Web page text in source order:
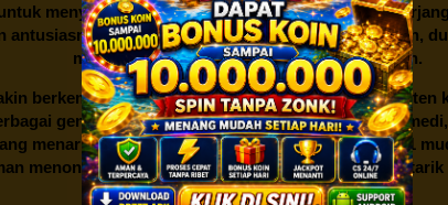
menyediakan akses hiburan yang mudah dan
antusiasme dari sekelompok penggemar film. Namun,
mendorongnya untuk berkembang lebih jauh.
berkembang dan menambahkan lebih banyak
genre dan kategori, mulai dari aksi, drama,
menarik dan sederhana juga membuatRebahan21
menonton yang nyaman dan lancar menjadi daya
di antara berbagai situs streaming.